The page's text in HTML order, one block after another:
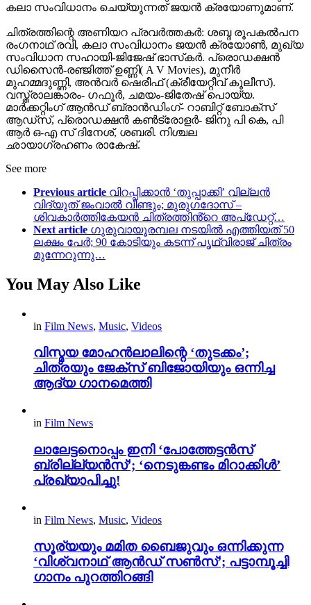
കലാ സംവിധാനം ചെയ്യുന്നത് ജയന്‍ ക്രയോണുമാണ്.
ചിത്രത്തിന്റെ അണിയറ പ്രവർത്തകർ: ശബ്ദ രൂപകല്‍പന
രംഗനാഥ് രവി, കലാ സംവിധാനം ജയന്‍ ക്രയോൺ, മുഖ്യ
സംവിധാന സഹായി-ജിജേഷ് ഭാസ്‌കര്‍. പ്രൊഡക്ഷന്‍
ഡിസൈന്‍-രഞ്ജിത്ത് ഉണ്ണി( A V Movies), മുനീര്‍
മുഹമ്മദുണ്ണി, അന്‍വര്‍ ഷെരീഫ് (ക്രീയേറ്റീവ് കൂലീസ്).
വസ്ത്രാലങ്കാരം- ഗഫൂര്‍, ചമയം-ജിതേഷ് പൊയ്യ.
മാര്‍ക്കറ്റിംഗ് ആന്‍ഡ് ബ്രാന്‍ഡിംഗ്- റാബിറ്റ് ബോക്‌സ്
ആഡ്സ്, പ്രൊഡക്ഷന്‍ കണ്‍ട്രോളര്‍- ജിനു പി കെ, പി
ആര്‍ ഒ-എ സ് ദിനേശ്, ശബരി. നിശ്ചല
ഛായാഗ്രഹണം രാകേഷ്.
See more
Previous article വിറപ്പിക്കാൻ ‘തുപ്പാക്കി’ വില്ലൻ
വിദ്യുത് ജംവാൽ വീണ്ടും; മുരുഗദോസ് –
ശിവകാർത്തികേയൻ ചിത്രത്തിൻ്റെ അപ്ഡേറ്റ്…
Next article ഗുരുവായൂരമ്പല നടയിൽ എത്തിയത് 50
ലക്ഷം പേർ; 90 കോടിയും കടന്ന് പൃഥ്വിരാജ് ചിത്രം
മുന്നേറുന്നു…
You May Also Like
in Film News, Music, Videos
വിസ്മയ മോഹൻലാലിന്റെ ‘തുടക്കം’;
ചിത്രയും ജേക്സ് ബിജോയിയും ഒന്നിച്ച
ആദ്യ ഗാനമെത്തി
in Film News
ലാലേട്ടനൊപ്പം ഇനി ‘പോത്തേട്ടൻസ്
ബ്രില്ല്യൻസ്’; ‘നെടുങ്കണ്ടം മിറാക്കിൾ’
പ്രഖ്യാപിച്ചു!
in Film News, Music, Videos
സൂര്യയും മമിത ബൈജുവും ഒന്നിക്കുന്ന
‘വിശ്വനാഥ് ആൻഡ് സൺസ്’; പട്ടാമ്പൂച്ചി
ഗാനം പുറത്തിറങ്ങി